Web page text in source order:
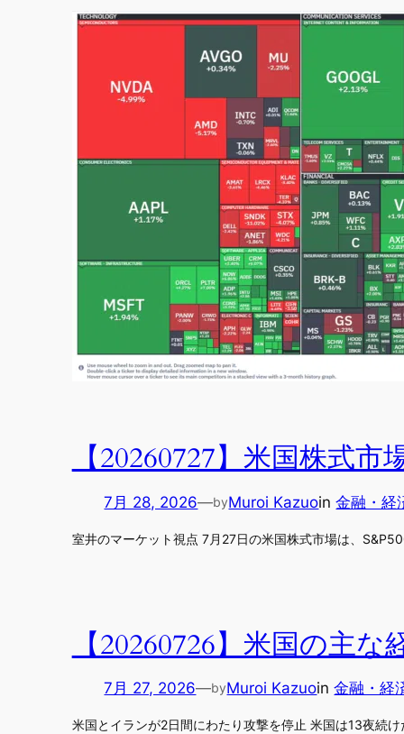
【20260727】米国株式
7月 28, 2026—byMuroi Kazuoin金融・経
室井のマーケット視点 7月27日の米国株式市場は、
【20260726】米国の主
7月 27, 2026—byMuroi Kazuoin金融・経
米国とイランが2日間にわたり攻撃を停止 米国は13夜続